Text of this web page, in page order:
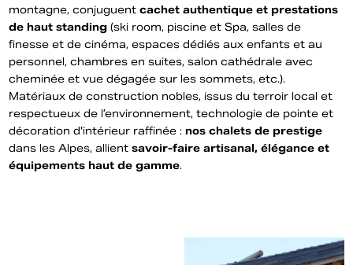
montagne, conjuguentcachet authentique et prestations
de haut standing (ski room, piscine et Spa, salles de
finesse et de cinéma, espaces dédiés aux enfants et au
personnel, chambres en suites, salon cathédrale avec
cheminée et vue dégagée sur les sommets, etc.).
Matériaux de construction nobles, issus du terroir local et
respectueux de l’environnement, technologie de pointe et
décoration d'intérieur raffinée :nos chalets de prestige
dans les Alpes, allientsavoir-faire artisanal, élégance et
équipements haut de gamme.